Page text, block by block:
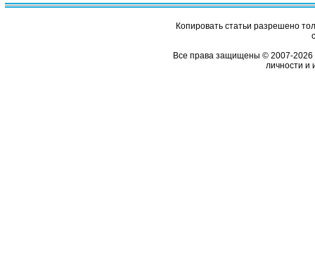
Копировать статьи разрешено
Все права защищены © 2007-2026
личности и